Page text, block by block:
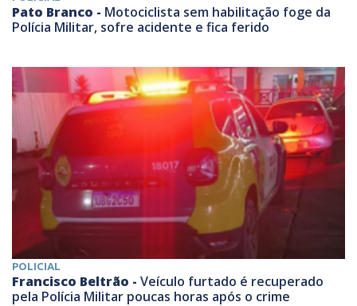
Pato Branco - Motociclista sem habilitação foge da
Polícia Militar, sofre acidente e fica ferido
POLICIAL
Francisco Beltrão - Veículo furtado é recuperado
pela Polícia Militar poucas horas após o crime